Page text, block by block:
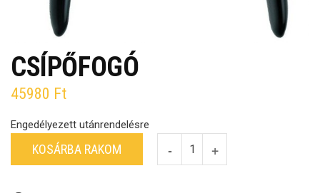
CSÍPŐFOGÓ
45980 Ft
Engedélyezett utánrendelésre
KOSÁRBA RAKOM